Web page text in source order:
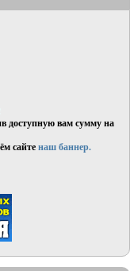
доступную вам сумму на
сайтенаш баннер.